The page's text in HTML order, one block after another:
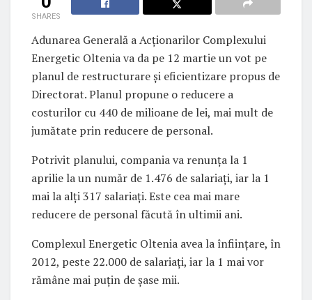
SHARES
Adunarea Generală a Acționarilor Complexului
Energetic Oltenia va da pe 12 martie un vot pe
planul de restructurare și eficientizare propus de
Directorat. Planul propune o reducere a
costurilor cu 440 de milioane de lei, mai mult de
jumătate prin reducere de personal.
Potrivit planului, compania va renunța la 1
aprilie la un număr de 1.476 de salariați, iar la 1
mai la alți 317 salariați. Este cea mai mare
reducere de personal făcută în ultimii ani.
Complexul Energetic Oltenia avea la înființare, în
2012, peste 22.000 de salariați, iar la 1 mai vor
rămâne mai puțin de șase mii.